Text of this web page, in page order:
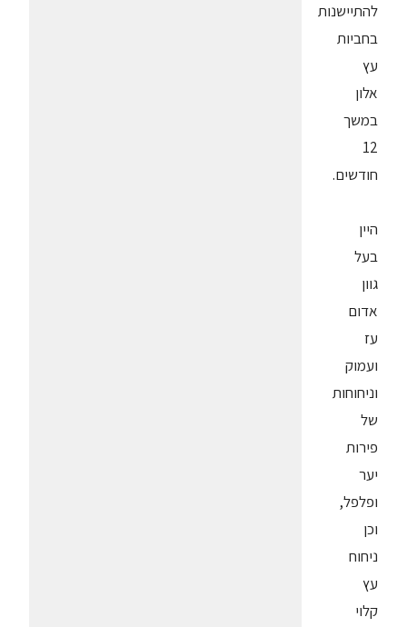
להתיישנות
בחביות
עץ
אלון
במשך
12
חודשים.
היין
בעל
גוון
אדום
עז
ועמוק
וניחוחות
של
פירות
יער
ופלפל,
וכן
ניחוח
עץ
קלוי